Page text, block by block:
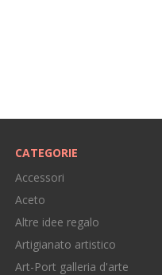
CATEGORIE
Accessori
Aceto
Altre idee regalo
Artigianato artistico
Art-Port galleria d'arte